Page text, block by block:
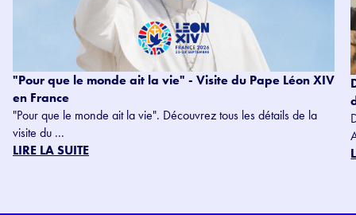
"Pour que le monde ait la vie" - Visite du Pape Léon XIV
en France
"Pour que le monde ait la vie". Découvrez tous les détails de la
visite du ...
LIRE LA SUITE